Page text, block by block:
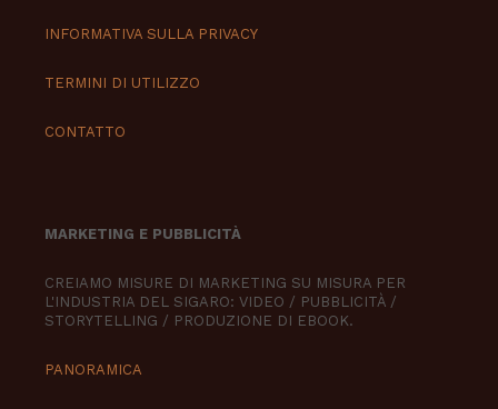
INFORMATIVA SULLA PRIVACY
TERMINI DI UTILIZZO
CONTATTO
MARKETING E PUBBLICITÀ
CREIAMO MISURE DI MARKETING SU MISURA PER
L'INDUSTRIA DEL SIGARO: VIDEO / PUBBLICITÀ /
STORYTELLING / PRODUZIONE DI EBOOK.
PANORAMICA